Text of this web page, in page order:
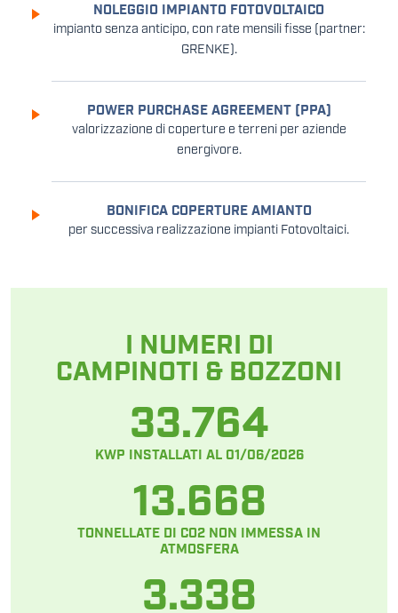
NOLEGGIO IMPIANTO FOTOVOLTAICO
impianto senza anticipo, con rate mensili fisse (partner:
GRENKE).
POWER PURCHASE AGREEMENT (PPA)
valorizzazione di coperture e terreni per aziende
energivore.
BONIFICA COPERTURE AMIANTO
per successiva realizzazione impianti Fotovoltaici.
I NUMERI DI
CAMPINOTI & BOZZONI
33.764
KWP INSTALLATI AL 01/06/2026
13.668
TONNELLATE DI CO2 NON IMMESSA IN
ATMOSFERA
3.338